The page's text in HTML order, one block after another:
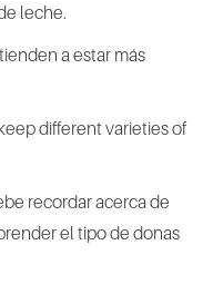
leche.
a estar más
different varieties of
recordar acerca de
el tipo de donas